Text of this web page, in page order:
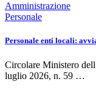
Amministrazione
Personale
Personale enti locali:
Circolare Ministero
luglio 2026, n. 59 …